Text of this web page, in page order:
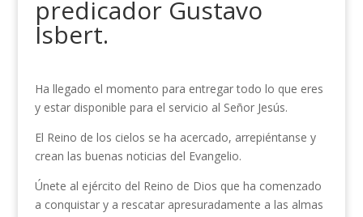
predicador Gustavo
Isbert.
Ha llegado el momento para entregar todo lo que eres
y estar disponible para el servicio al Señor Jesús.
El Reino de los cielos se ha acercado, arrepiéntanse y
crean las buenas noticias del Evangelio.
Únete al ejército del Reino de Dios que ha comenzado
a conquistar y a rescatar apresuradamente a las almas